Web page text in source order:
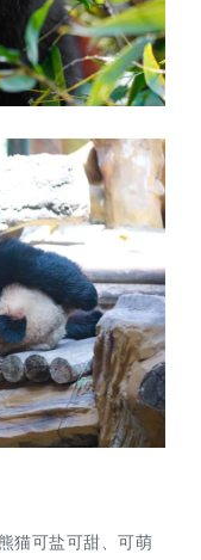
猫可盐可甜、可萌